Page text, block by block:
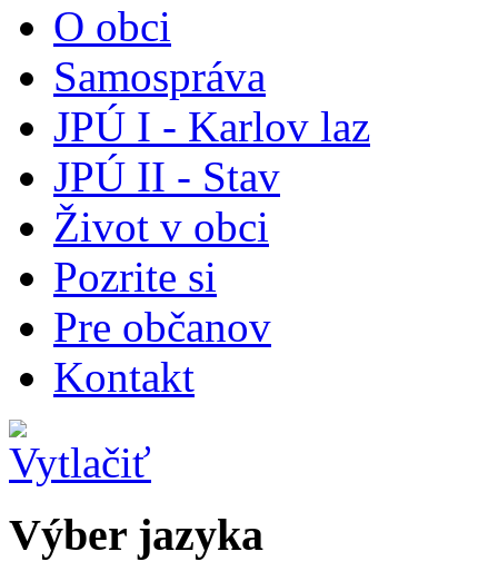
O obci
Samospráva
JPÚ I - Karlov laz
JPÚ II - Stav
Život v obci
Pozrite si
Pre občanov
Kontakt
Výber jazyka